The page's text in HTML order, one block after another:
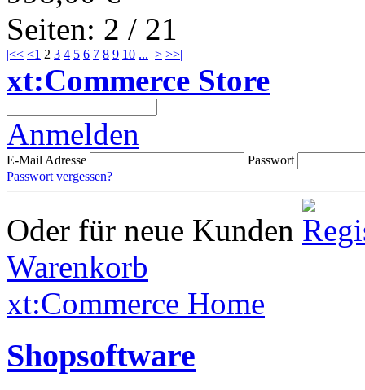
Seiten: 2 / 21
|<< <1 2 3 4 5 6 7 8 9 10 ... > >>|
xt:Commerce Store
Anmelden
E-Mail Adresse
Passwort
Passwort vergessen?
Oder für neue Kunden
Warenkorb
xt:Commerce Home
Shopsoftware